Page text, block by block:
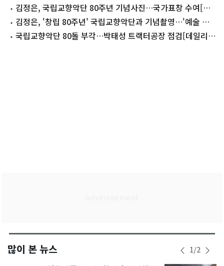
너스김정은, 국립교향악단 80주년 기념사진…국가표창 수여[데
일리 북한]
김정은, '창립 80주년' 국립교향악단과 기념촬영…'예술 선
전' 역할 강조
국립교향악단 80돌 부각…박태성 트랙터공장 점검[데일리
많이 본 뉴스 1/2